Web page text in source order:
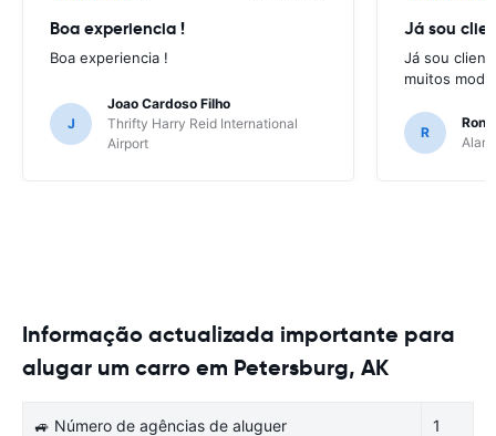
Boa experiencia !
Boa experiencia !
J
Joao Cardoso Filho
Thrifty Harry Reid International
Airport
Já sou
Já sou
muitos
R
Informação actualizada importante para
alugar um carro em Petersburg, AK
🚙 Número de agências de aluguer 1